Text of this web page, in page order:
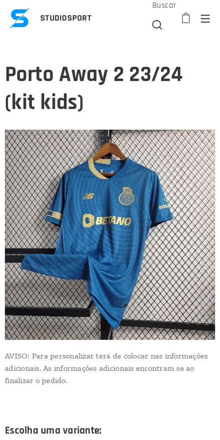
STUDIOSPORT
Buscar
Porto Away 2 23/24
(kit kids)
AVISO: Para personalizar terá de colocar nas informações
adicionais. As informações adicionais encontram se ao
finalizar o pedido.
Escolha uma variante: